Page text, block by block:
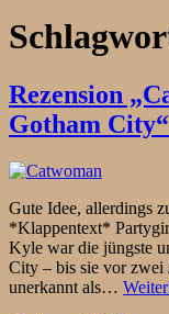
Rezension
Gotham
Gute Idee, allerdings
*Klappentext*
Kyle war die jüngste
City – bis sie vor zwei
unerkannt als…